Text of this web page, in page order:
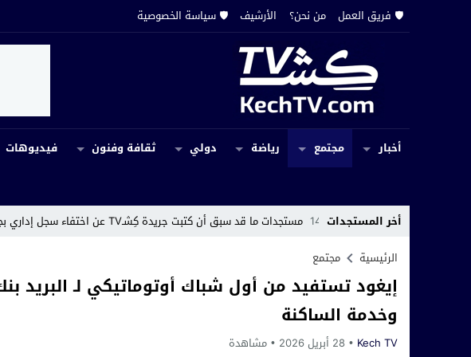
🛡️ فريق العمل من نحن؟ الأرشيف 🛡️ سياسة الخصوصية
أخبار مجتمع رياضة دولي ثقافة وفنون فيديوهات
أخر المستجدات14:19 مستجدات ما قد سبق أن كتبت جريدة كِشـTV عن اختفاء سجل إداري بجماعة حربيل
الرئيسية
مجتمع
إيغود تستفيد من أول شباك أوتوماتيكي لـ البريد
وخدمة الساكنة
Kech TV 28 أبريل 2026 مشاهدة